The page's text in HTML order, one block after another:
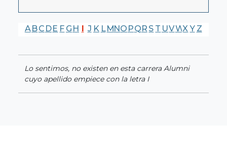
A BC DE F G H I J K LMNO PQR S T UVWX Y Z
Lo sentimos, no existen en esta carrera Alumni
cuyo apellido empiece con la letra I